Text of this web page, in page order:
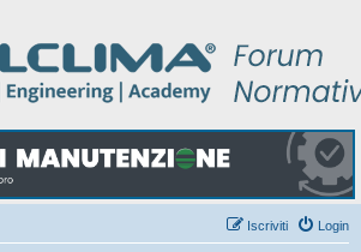
Login
Iscriviti